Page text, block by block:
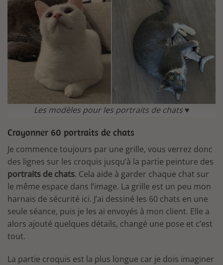
Les modèles pour les portraits de chats ♥
Crayonner 60 portraits de chats
Je commence toujours par une grille, vous verrez donc
des lignes sur les croquis jusqu’à la partie peinture des
portraits de chats. Cela aide à garder chaque chat sur
le même espace dans l’image. La grille est un peu mon
harnais de sécurité ici. J’ai dessiné les 60 chats en une
seule séance, puis je les ai envoyés à mon client. Elle a
alors ajouté quelques détails, changé une pose et c’est
tout.
La partie croquis est la plus longue car je dois imaginer